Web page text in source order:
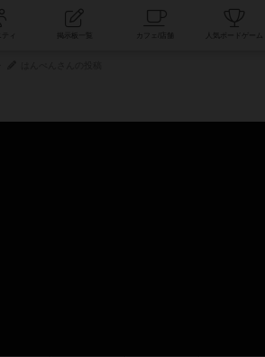
コミュニティ